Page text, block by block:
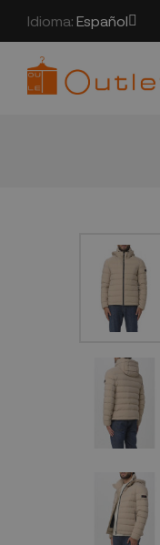
Idioma: Español